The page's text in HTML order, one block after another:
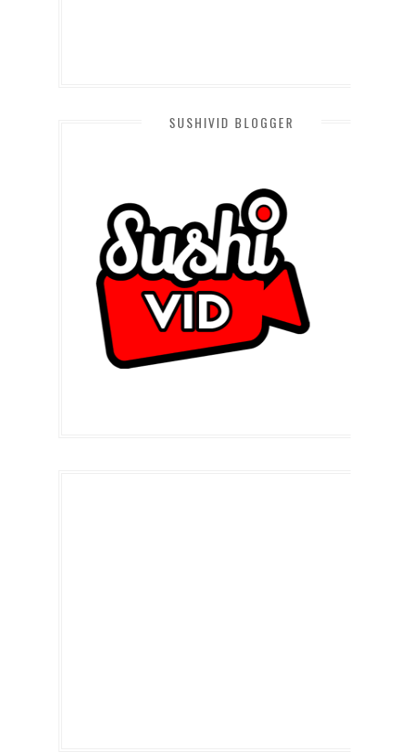
SUSHIVID BLOGGER